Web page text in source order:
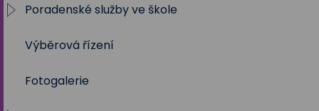
2016/2017
2015/2016
2014/2015
Poradenské služby ve škole
Výchovný a kariérní poradce
Metodik prevence
Výběrová řízení
Fotogalerie